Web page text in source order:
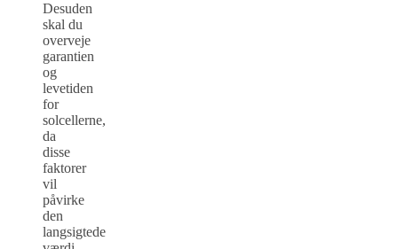
Desuden
skal du
overveje
garantien
og
levetiden
for
solcellerne,
da
disse
faktorer
vil
påvirke
den
langsigtede